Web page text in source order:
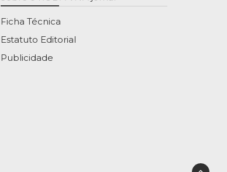
Ficha Técnica
Estatuto Editorial
Publicidade